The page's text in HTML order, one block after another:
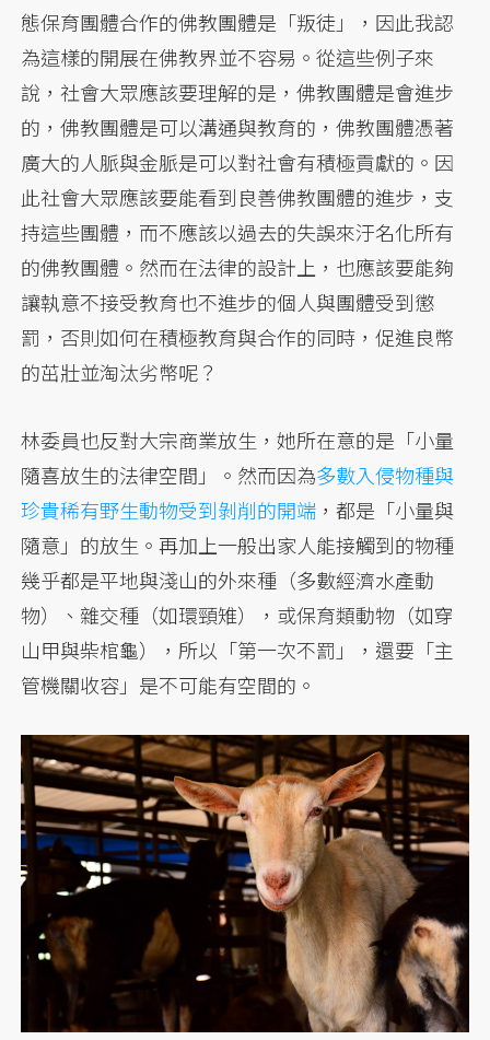
態保育團體合作的佛教團體是「叛徒」，因此我認
為這樣的開展在佛教界並不容易。從這些例子來
說，社會大眾應該要理解的是，佛教團體是會進步
的，佛教團體是可以溝通與教育的，佛教團體憑著
廣大的人脈與金脈是可以對社會有積極貢獻的。因
此社會大眾應該要能看到良善佛教團體的進步，支
持這些團體，而不應該以過去的失誤來汙名化所有
的佛教團體。然而在法律的設計上，也應該要能夠
讓執意不接受教育也不進步的個人與團體受到懲
罰，否則如何在積極教育與合作的同時，促進良幣
的茁壯並淘汰劣幣呢？
林委員也反對大宗商業放生，她所在意的是「小量
隨喜放生的法律空間」。然而因為多數入侵物種與
珍貴稀有野生動物受到剝削的開端 ，都是「小量與
隨意」的放生。再加上一般出家人能接觸到的物種
幾乎都是平地與淺山的外來種（多數經濟水產動
物）、雜交種（如環頸雉），或保育類動物（如穿
山甲與柴棺龜），所以「第一次不罰」，還要「主
管機關收容」是不可能有空間的。